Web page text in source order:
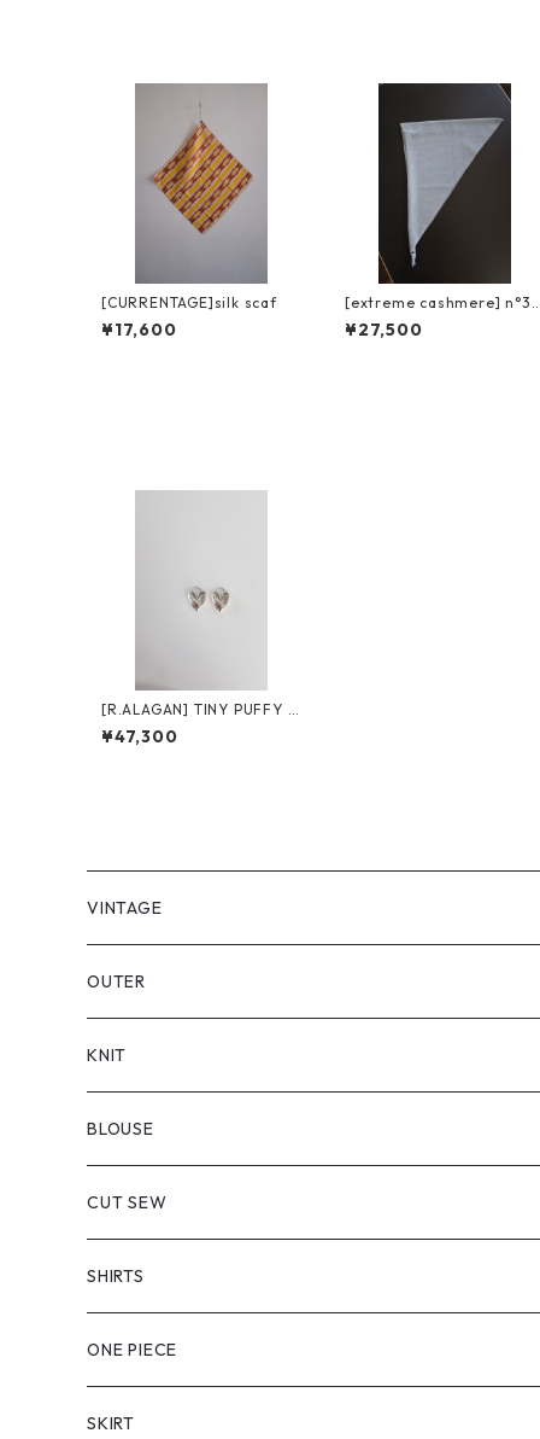
[CURRENTAGE]silk scaf
¥17,600
[extreme cashmere] n°35
bandana / mermaid
¥27,500
[R.ALAGAN] TINY PUFFY H
EART HOOPS
¥47,300
VINTAGE
OUTER
KNIT
BLOUSE
CUT SEW
SHIRTS
ONE PIECE
SKIRT